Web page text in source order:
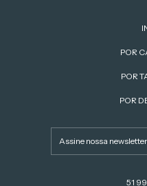
POR
POR
POR
51